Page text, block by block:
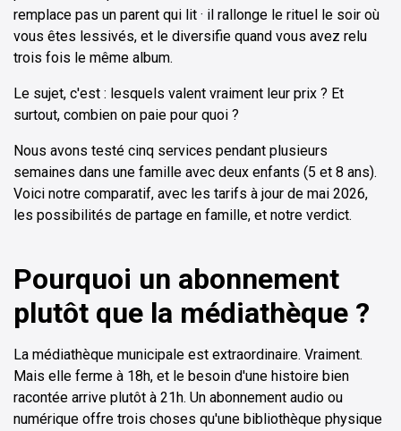
remplace pas un parent qui lit · il rallonge le rituel le soir où
vous êtes lessivés, et le diversifie quand vous avez relu
trois fois le même album.
Le sujet, c'est : lesquels valent vraiment leur prix ? Et
surtout, combien on paie pour quoi ?
Nous avons testé cinq services pendant plusieurs
semaines dans une famille avec deux enfants (5 et 8 ans).
Voici notre comparatif, avec les tarifs à jour de mai 2026,
les possibilités de partage en famille, et notre verdict.
Pourquoi un abonnement
plutôt que la médiathèque ?
La médiathèque municipale est extraordinaire. Vraiment.
Mais elle ferme à 18h, et le besoin d'une histoire bien
racontée arrive plutôt à 21h. Un abonnement audio ou
numérique offre trois choses qu'une bibliothèque physique